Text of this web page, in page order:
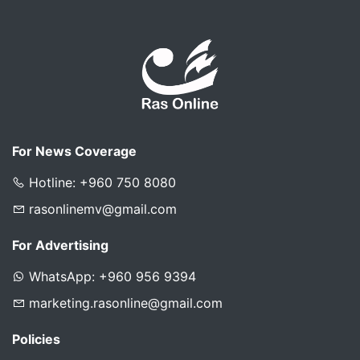
For News Coverage
Hotline: +960 750 8080
rasonlinemv@gmail.com
For Advertising
WhatsApp: +960 956 9394
marketing.rasonline@gmail.com
Policies